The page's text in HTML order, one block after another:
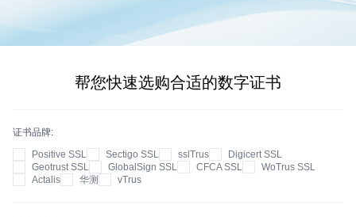
帮您快速选购合适的数字证书
证书品牌
Positive SSL
Sectigo SSL sslTrus
Digicert SSL
Geotrust SSL
GlobalSign SSL CFCA SSL
WoTrus SSL
Actalis
华测 vTrus